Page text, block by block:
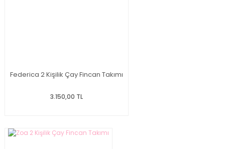
Federica 2 Kişilik Çay Fincan Takımı
3.150,00 TL